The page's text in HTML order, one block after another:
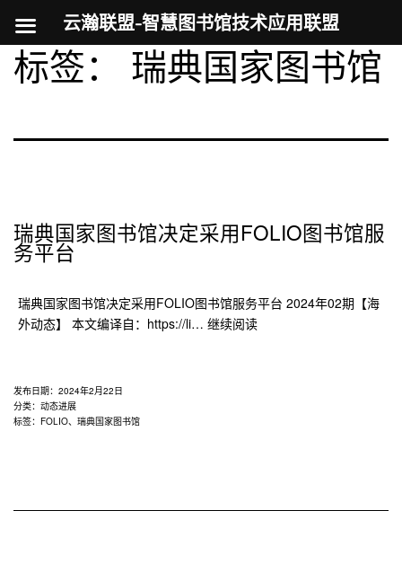
标签： 瑞典国家图书馆
瑞典国家图书馆决定采用FOLIO图书馆服
务平台
瑞典国家图书馆决定采用FOLIO图书馆服务平台 2024年02期【海
外动态】 本文编译自：https://li… 继续阅读瑞
采
发布日期： 2024年2月22日
分类： 动态进展
标签： FOLIO、 瑞典国家图书馆
云瀚联盟-智慧图书馆技术应用联盟